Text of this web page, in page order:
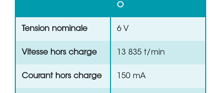
O
Tension nominale 6 V
Vitesse hors charge 13 835 t/min
Courant hors charge 150 mA